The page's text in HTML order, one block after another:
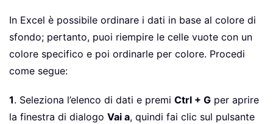
In Excel è possibile ordinare i dati in base al colore di
sfondo; pertanto, puoi riempire le celle vuote con un
colore specifico e poi ordinarle per colore. Procedi
come segue:
1. Seleziona l’elenco di dati e premi Ctrl + G per aprire
la finestra di dialogo Vai a, quindi fai clic sul pulsante